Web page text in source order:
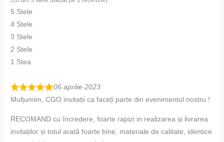
5 Stele
4 Stele
3 Stele
2 Stele
1 Stea
06 aprilie 2023
Mulțumim, CGO invitații ca faceți parte din evenimentul nostru !
RECOMAND cu încredere, foarte rapizi in realizarea și livrarea
invitaților și totul arată foarte bine, materiale de calitate, identice